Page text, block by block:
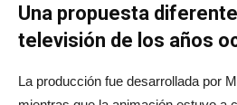
Una propuesta
televisión de los años
La producción fue desarrollada por